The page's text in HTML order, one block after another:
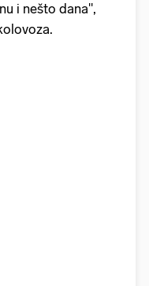
i nešto dana",